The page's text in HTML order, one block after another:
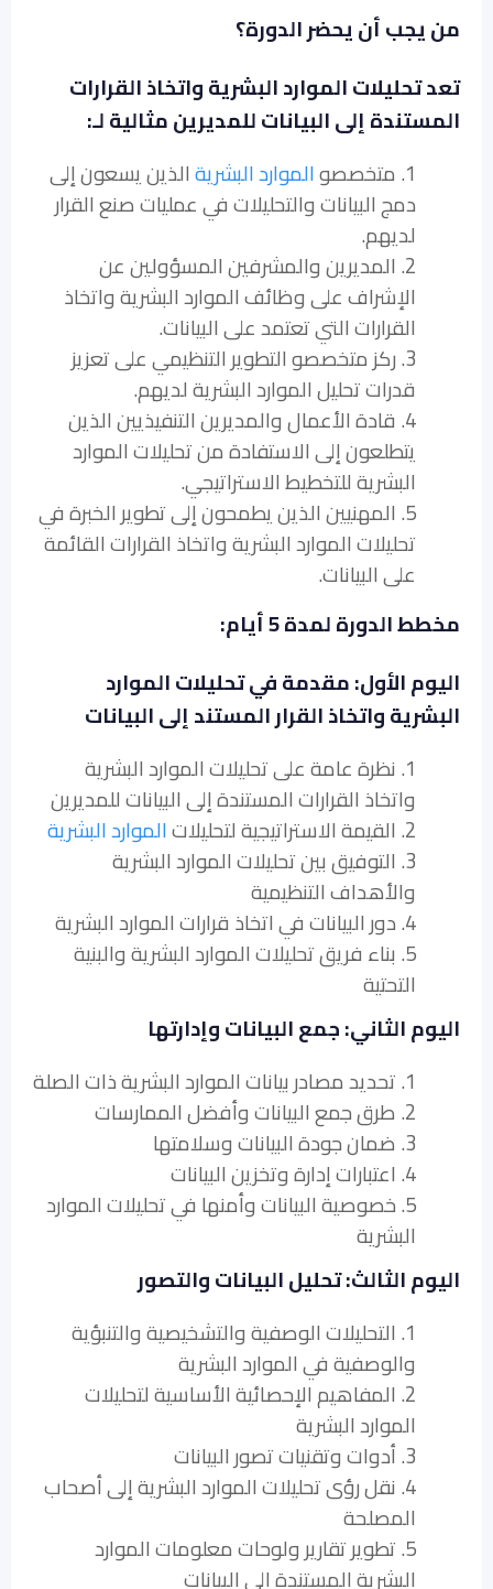
من يجب أن يحضر الدورة؟
تعد تحليلات الموارد البشرية واتخاذ القرارات
المستندة إلى البيانات للمديرين مثالية لـ:
1. متخصصو
الموارد البشريةالذين يسعون إلى
دمج البيانات والتحليلات في عمليات صنع القرار
لديهم.
2. المديرين والمشرفين المسؤولين عن
الإشراف على وظائف الموارد البشرية واتخاذ
القرارات التي تعتمد على البيانات.
3. ركز متخصصو التطوير التنظيمي على تعزيز
قدرات تحليل الموارد البشرية لديهم.
4. قادة الأعمال والمديرين التنفيذيين الذين
يتطلعون إلى الاستفادة من تحليلات الموارد
البشرية للتخطيط الاستراتيجي.
5. المهنيين الذين يطمحون إلى تطوير الخبرة في
تحليلات الموارد البشرية واتخاذ القرارات القائمة
على البيانات.
مخطط الدورة لمدة 5 أيام:
اليوم الأول: مقدمة في تحليلات الموارد
البشرية واتخاذ القرار المستند إلى البيانات
1. نظرة عامة على تحليلات الموارد البشرية
واتخاذ القرارات المستندة إلى البيانات للمديرين
2. القيمة الاستراتيجية لتحليلات
الموارد البشرية
3. التوفيق بين تحليلات الموارد البشرية
والأهداف التنظيمية
4. دور البيانات في اتخاذ قرارات الموارد البشرية
5. بناء فريق تحليلات الموارد البشرية والبنية
التحتية
اليوم الثاني: جمع البيانات وإدارتها
1. تحديد مصادر بيانات الموارد البشرية ذات الصلة
2. طرق جمع البيانات وأفضل الممارسات
3. ضمان جودة البيانات وسلامتها
4. اعتبارات إدارة وتخزين البيانات
5. خصوصية البيانات وأمنها في تحليلات الموارد
البشرية
اليوم الثالث: تحليل البيانات والتصور
1. التحليلات الوصفية والتشخيصية والتنبؤية
والوصفية في الموارد البشرية
2. المفاهيم الإحصائية الأساسية لتحليلات
الموارد البشرية
3. أدوات وتقنيات تصور البيانات
4. نقل رؤى تحليلات الموارد البشرية إلى أصحاب
المصلحة
5. تطوير تقارير ولوحات معلومات الموارد
البشرية المستندة إلى البيانات